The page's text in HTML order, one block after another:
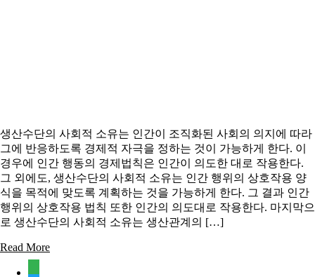
생산수단의 사회적 소유는 인간이 조직화된 사회의 의지에 따라
그에 반응하도록 경제적 자극을 정하는 것이 가능하게 한다. 이
경우에 인간 행동의 경제법칙은 인간이 의도한 대로 작용한다.
그 외에도, 생산수단의 사회적 소유는 인간 행위의 상호작용 양
식을 목적에 맞도록 계획하는 것을 가능하게 한다. 그 결과 인간
행위의 상호작용 법칙 또한 인간의 의도대로 작용한다. 마지막으
로 생산수단의 사회적 소유는 생산관계의 […]
Read More